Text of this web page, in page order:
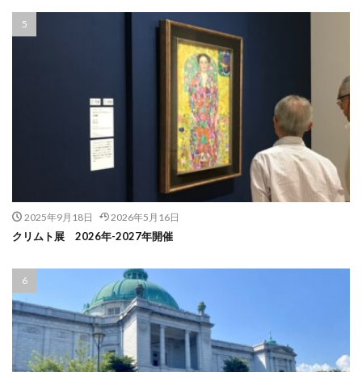
2025年9月18日 2026年5月16日
クリムト展 2026年-2027年開催